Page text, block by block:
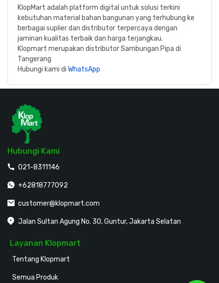
KlopMart adalah platform digital untuk solusi terkini
kebutuhan material bahan bangunan yang terhubung ke
berbagai suplier dan distributor terpercaya dengan
jaminan kualitas terbaik dan harga terjangkau.
Klopmart merupakan distributor Sambungan Pipa di
Tangerang
Hubungi kami di WhatsApp
Hubungi Kami
021-8311146
+62818777092
customer@klopmart.com
Jalan Sultan Agung No. 30, Guntur, Jakarta Selatan
Layanan Klopmart
Tentang Klopmart
Semua Produk